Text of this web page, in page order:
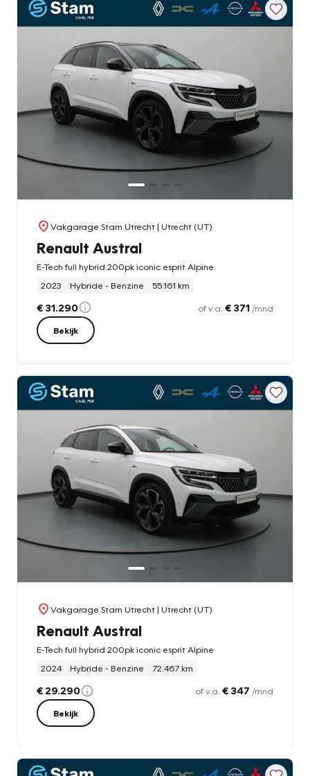
Vakgarage Stam Utrecht| Utrecht (UT)
Renault Austral
E-Tech full hybrid 200pk iconic esprit Alpine
2023
Hybride - Benzine 55.161 km
€ 31.290 of v.a. € 371 /mnd
Bekijk
Vakgarage Stam Utrecht| Utrecht (UT)
Renault Austral
E-Tech full hybrid 200pk iconic esprit Alpine
2024
Hybride - Benzine 72.467 km
€ 29.290 of v.a. € 347 /mnd
Bekijk